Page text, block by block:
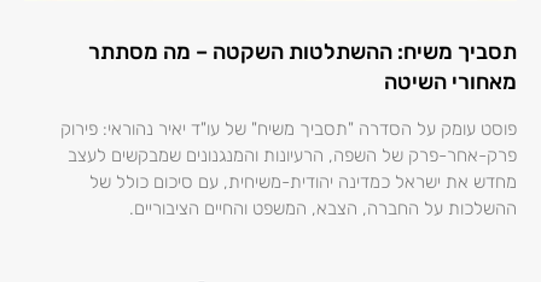
תסביך משיח: ההשתלטות השקטה – מה מסתתר
מאחורי השיטה
פוסט עומק על הסדרה "תסביך משיח" של עו"ד יאיר נהוראי: פירוק
פרק-אחר-פרק של השפה, הרעיונות והמנגנונים שמבקשים לעצב
מחדש את ישראל כמדינה יהודית-משיחית, עם סיכום כולל של
ההשלכות על החברה, הצבא, המשפט והחיים הציבוריים.